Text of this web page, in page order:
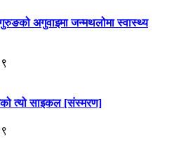
अगुवाइमा जन्मथलोमा स्वास्थ्य
त्यो साइकल [संस्मरण]